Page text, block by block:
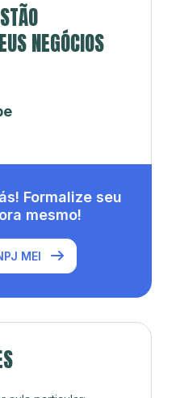
NEGÓCIOS
sorveteria
Formalize seu
mesmo!
MEI